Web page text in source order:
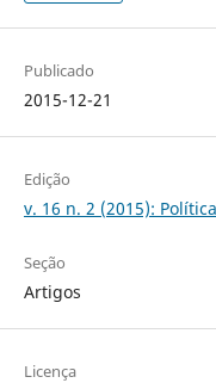
Publicado
2015-12-21
Edição
v. 16 n. 2 (2015):
Seção
Artigos
Licença